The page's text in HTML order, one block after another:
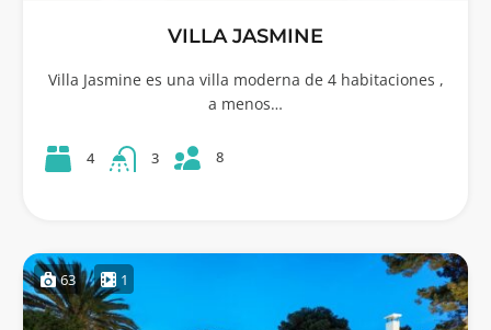
VILLA JASMINE
Villa Jasmine es una villa moderna de 4 habitaciones ,
a menos…
4 3 8
63 1